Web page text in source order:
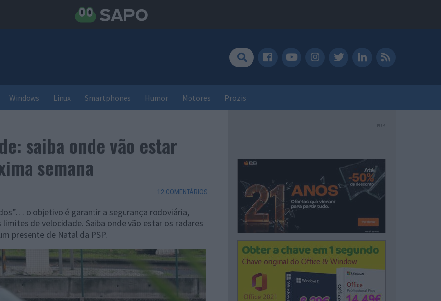
Windows Linux Smartphones Humor Motores Prozis
saiba onde vão estar
semana
12 COMENTÁRIOS
o objetivo é garantir a segurança rodoviária,
de velocidade. Saiba onde vão estar os radares
presente de Natal da PSP.
PUB